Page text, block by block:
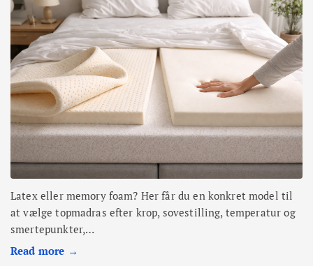
Latex eller memory foam? Her får du en konkret model til
at vælge topmadras efter krop, sovestilling, temperatur og
smertepunkter,…
Read more →